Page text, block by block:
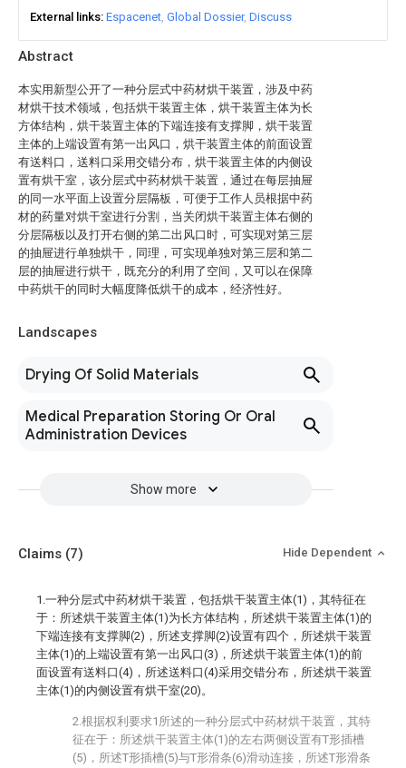
Abstract
本实用新型公开了一种分层式中药材烘干装置，涉及中药
材烘干技术领域，包括烘干装置主体，烘干装置主体为长
方体结构，烘干装置主体的下端连接有支撑脚，烘干装置
主体的上端设置有第一出风口，烘干装置主体的前面设置
有送料口，送料口采用交错分布，烘干装置主体的内侧设
置有烘干室，该分层式中药材烘干装置，通过在每层抽屉
的同一水平面上设置分层隔板，可便于工作人员根据中药
材的药量对烘干室进行分割，当关闭烘干装置主体右侧的
分层隔板以及打开右侧的第二出风口时，可实现对第三层
的抽屉进行单独烘干，同理，可实现单独对第三层和第二
层的抽屉进行烘干，既充分的利用了空间，又可以在保障
中药烘干的同时大幅度降低烘干的成本，经济性好。
Landscapes
Drying Of Solid Materials
Medical Preparation Storing Or Oral
Administration Devices
Show more
External links Espacenet Global Dossier Discuss
Claims (7) Hide Dependent
1.一种分层式中药材烘干装置，包括烘干装置主体(1)，其特征在
于：所述烘干装置主体(1)为长方体结构，所述烘干装置主体(1)的
下端连接有支撑脚(2)，所述支撑脚(2)设置有四个，所述烘干装置
主体(1)的上端设置有第一出风口(3)，所述烘干装置主体(1)的前
面设置有送料口(4)，所述送料口(4)采用交错分布，所述烘干装置
主体(1)的内侧设置有烘干室(20)。
2.根据权利要求1所述的一种分层式中药材烘干装置，其特
征在于：所述烘干装置主体(1)的左右两侧设置有T形插槽
(5)，所述T形插槽(5)与T形滑条(6)滑动连接，所述T形滑条